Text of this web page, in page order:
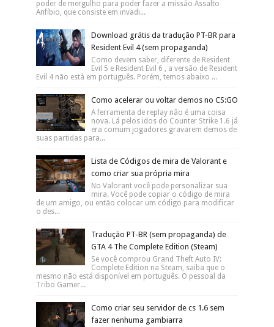
poder de mergulho para poder fazer a missão Assalto
Anfíbio, que consiste em invadi...
Download grátis da tradução PT-BR para
Resident Evil 4 (sem propaganda)
Como devem saber, diferente de Resident
Evil 5 e Resident Evil 6 , a versão de Resident
Evil 4 não está em português. Porém, temos abaixo ...
Como acelerar ou voltar demos no CS:GO
A ferramenta de replay não é uma coisa
nova. Lá pelos idos do Counter Strike 1.6 já
era comum jogadores gravarem demos de
suas partidas para...
Lista de Códigos de mira de Valorant e
como criar sua própria mira
No Valorant você pode personalizar sua
mira. Você pode copiar o código de mira
de um amigo, ou então colocar um código para modificar
o des...
Tradução PT-BR (sem propaganda) de
GTA 4 The Complete Edition (Steam)
Se você comprou Grand Theft Auto IV:
Complete Edition na Steam, saiba que o
mesmo não está disponível em português. O pessoal da
Tribo Gamer...
Como criar seu servidor de cs 1.6 sem
fazer nenhuma gambiarra